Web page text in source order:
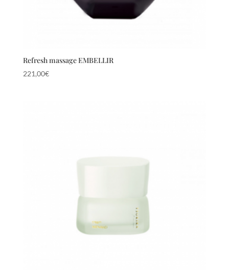
Refresh massage EMBELLIR
221,00€